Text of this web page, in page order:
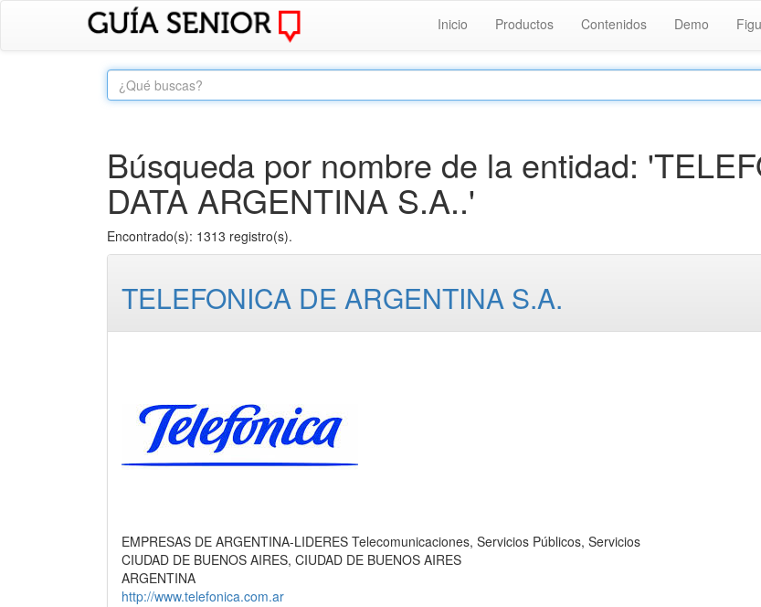
Inicio Productos Contenidos Demo
Búsqueda por nombre de la entidad:
DATA ARGENTINA S.A..'
Encontrado(s): 1313 registro(s).
TELEFONICA DE ARGENTINA S.A.
EMPRESAS DE ARGENTINA-LIDERES Telecomunicaciones, Servicios Públicos, Servicios
CIUDAD DE BUENOS AIRES, CIUDAD DE BUENOS AIRES
ARGENTINA
http://www.telefonica.com.ar